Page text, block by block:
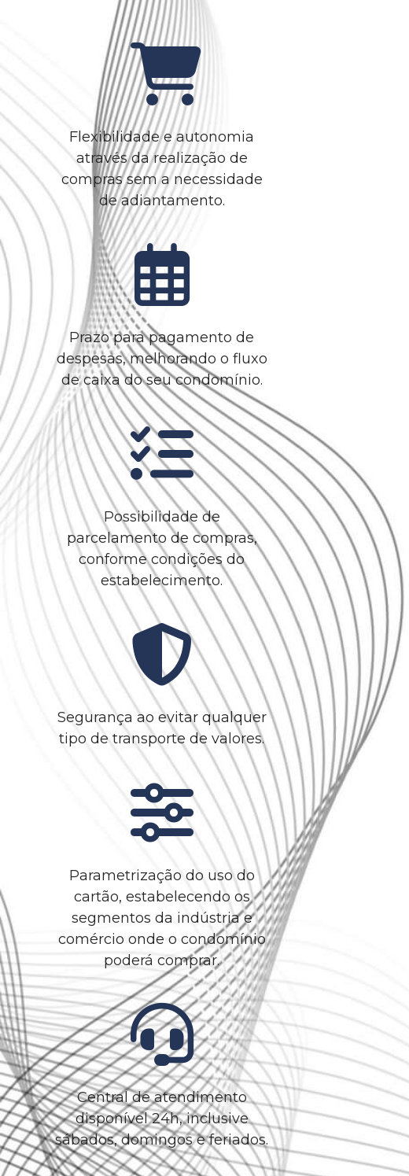
Flexibilidade e autonomia
através da realização de
compras sem a necessidade
de adiantamento.
Prazo para pagamento de
despesas, melhorando o fluxo
de caixa do seu condomínio.
Possibilidade de
parcelamento de compras,
conforme condições do
estabelecimento.
Segurança ao evitar qualquer
tipo de transporte de valores.
Parametrização do uso do
cartão, estabelecendo os
segmentos da indústria e
comércio onde o condomínio
poderá comprar.
Central de atendimento
disponível 24h, inclusive
sábados, domingos e feriados.